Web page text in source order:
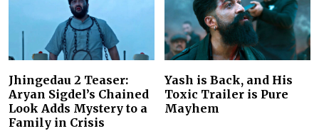
Jhingedau 2 Teaser:
Aryan Sigdel’s Chained
Look Adds Mystery to a
Family in Crisis
Yash is Back, and His
Toxic Trailer is Pure
Mayhem